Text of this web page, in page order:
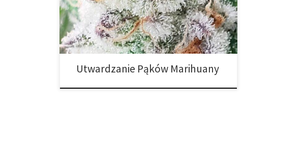
Utwardzanie, jako proces powolnego suszenia,
eliminuje wilgoć ze zbiorów przy użyciu
kontrolowanej przestrzeni suszenia. Gdy podczas
utwardzania jest wystarczająca ilość […]
Utwardzanie Pąków Marihuany